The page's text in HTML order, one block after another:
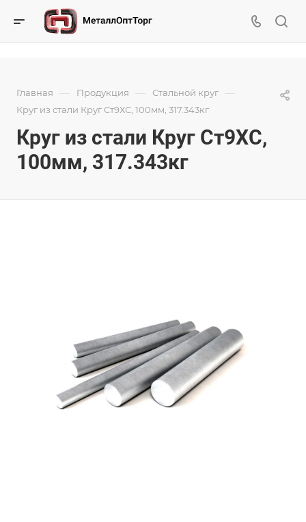
Главная — Продукция — Стальной круг —
Круг из стали Круг Ст9ХС, 100мм, 317.343кг
Круг из стали Круг Ст9ХС,
100мм, 317.343кг